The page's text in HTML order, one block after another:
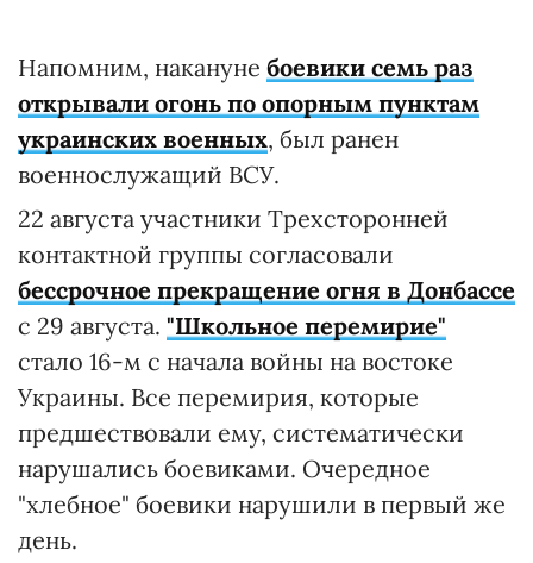
Напомним, накануне боевики семь раз
открывали огонь по опорным пунктам
украинских военных, был ранен
военнослужащий ВСУ.
22 августа участники Трехсторонней
контактной группы согласовали
бессрочное прекращение огня в Донбассе
с 29 августа. "Школьное перемирие"
стало 16-м с начала войны на востоке
Украины. Все перемирия, которые
предшествовали ему, систематически
нарушались боевиками. Очередное
"хлебное" боевики нарушили в первый же
день.